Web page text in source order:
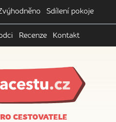
Sdílení pokoje
Recenze Kontakt
CESTOVATELE